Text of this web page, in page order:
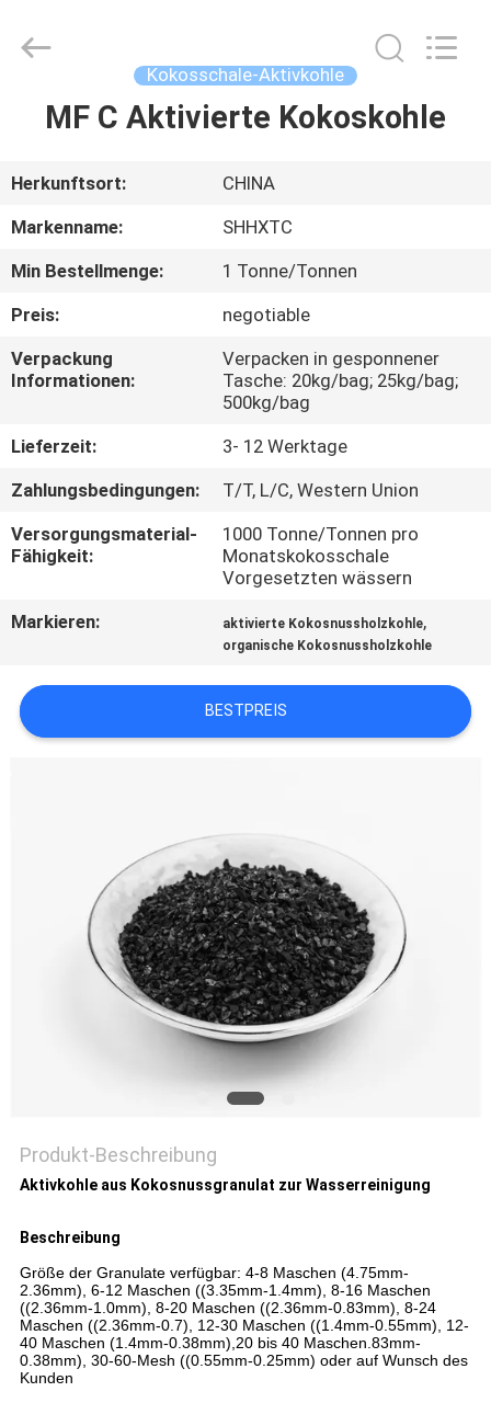
HAUS
PRODUKTE
ÜBER
FABRIK-
TRETEN
MIT
IN
VERBINDUNG
SITEMAP
PRIVACY
POLICY
Carbon
Co.,Ltd..
Kokosschale-Aktivkohle
MF C Aktivierte Kokoskohle
Herkunftsort:
CHINA
Markenname:
SHHXTC
Min Bestellmenge:
1 Tonne/Tonnen
Preis:
negotiable
Verpackung
Informationen:
Verpacken in gesponnener
Tasche: 20kg/bag; 25kg/bag;
500kg/bag
Lieferzeit:
3- 12 Werktage
Zahlungsbedingungen:
T/T, L/C, Western Union
Versorgungsmaterial-
Fähigkeit:
1000 Tonne/Tonnen pro
Monatskokosschale
Vorgesetzten wässern
Markieren:
aktivierte Kokosnussholzkohle,
organische Kokosnussholzkohle
BESTPREIS
Produkt-Beschreibung
Aktivkohle aus Kokosnussgranulat zur Wasserreinigung
Beschreibung
Größe der Granulate verfügbar: 4-8 Maschen (4.75mm-
2.36mm), 6-12 Maschen ((3.35mm-1.4mm), 8-16 Maschen
((2.36mm-1.0mm), 8-20 Maschen ((2.36mm-0.83mm), 8-24
Maschen ((2.36mm-0.7), 12-30 Maschen ((1.4mm-0.55mm), 12-
40 Maschen (1.4mm-0.38mm),20 bis 40 Maschen.83mm-
0.38mm), 30-60-Mesh ((0.55mm-0.25mm) oder auf Wunsch des
Kunden